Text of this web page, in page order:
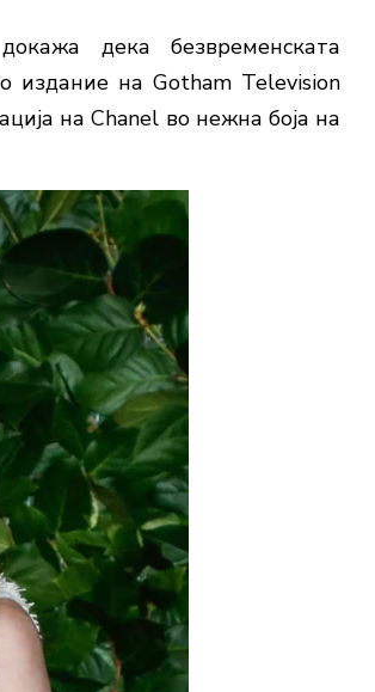
дека безвременската
издание на Gotham Television
на Chanel во нежна боја на